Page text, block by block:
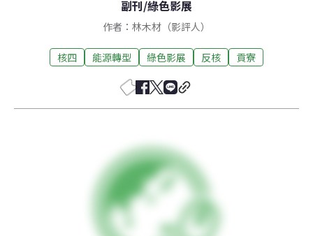
副刊/綠色影展
作者：林木材（影評人）
核四 能源轉型 綠色影展 反核 貢寮